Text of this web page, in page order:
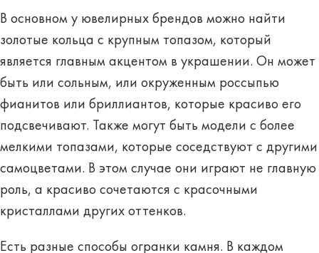
В основном у ювелирных брендов можно найти
золотые кольца с крупным топазом, который
является главным акцентом в украшении. Он может
быть или сольным, или окруженным россыпью
фианитов или бриллиантов, которые красиво его
подсвечивают. Также могут быть модели с более
мелкими топазами, которые соседствуют с другими
самоцветами. В этом случае они играют не главную
роль, а красиво сочетаются с красочными
кристаллами других оттенков.
Есть разные способы огранки камня. В каждом